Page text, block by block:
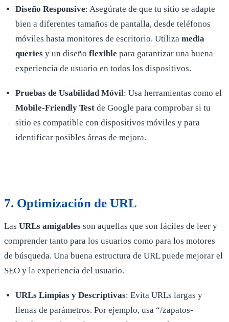
Diseño Responsive: Asegúrate de que tu sitio se adapte
bien a diferentes tamaños de pantalla, desde teléfonos
móviles hasta monitores de escritorio. Utilizamedia
queries y un diseñoflexible para garantizar una buena
experiencia de usuario en todos los dispositivos.
Pruebas de Usabilidad Móvil: Usa herramientas como el
Mobile-Friendly Test de Google para comprobar si tu
sitio es compatible con dispositivos móviles y para
identificar posibles áreas de mejora.
7. Optimización de URL
Las URLs amigables son aquellas que son fáciles de leer y
comprender tanto para los usuarios como para los motores
de búsqueda. Una buena estructura de URL puede mejorar el
SEO y la experiencia del usuario.
URLs Limpias y Descriptivas: Evita URLs largas y
llenas de parámetros. Por ejemplo, usa “/zapatos-